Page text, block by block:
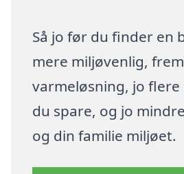
Så jo før du finder en
mere miljøvenlig,
varmeløsning, jo flere
du spare, og jo
og din familie miljøet.